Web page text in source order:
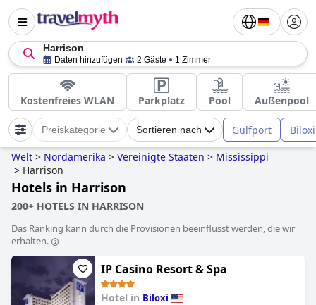
Harrison
Daten hinzufügen 2 Gäste 1 Zimmer
Kostenfreies WLAN Parkplatz Pool Außenpool
Preiskategorie Sortieren nach Gulfport Biloxi
Welt > Nordamerika > Vereinigte Staaten > Mississippi
> Harrison
Hotels in Harrison
200+ HOTELS IN HARRISON
Das Ranking kann durch die Provisionen beeinflusst werden, die wir
erhalten.
IP Casino Resort & Spa
Hotel in Biloxi